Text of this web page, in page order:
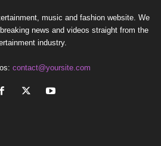
music and fashion website. We
news and videos straight from the
industry.
contact@yoursite.com